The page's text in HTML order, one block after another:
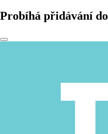
Probíhá přidávání